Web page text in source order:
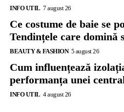
INFO UTIL 7 august 26
Ce costume de baie se
Tendințele care domină
BEAUTY & FASHION 5 august 26
Cum influențează
performanța unei
INFO UTIL 4 august 26